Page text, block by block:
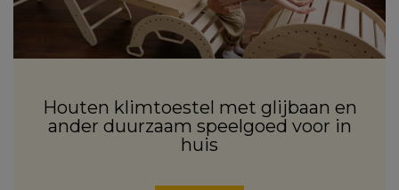
Houten klimtoestel met glijbaan en
ander duurzaam speelgoed voor in
huis